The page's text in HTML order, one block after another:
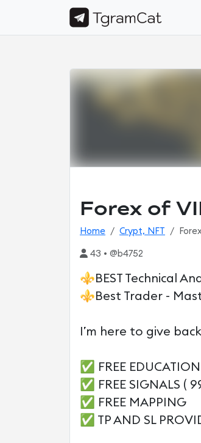
Forex of
Home Crypt, NFT
43 • @b4752
⚜️BEST Technical
⚜️Best Trader -
I’m here to give
✅ FREE
✅ FREE SIGNALS (
✅ FREE MAPPING
✅ TP AND SL